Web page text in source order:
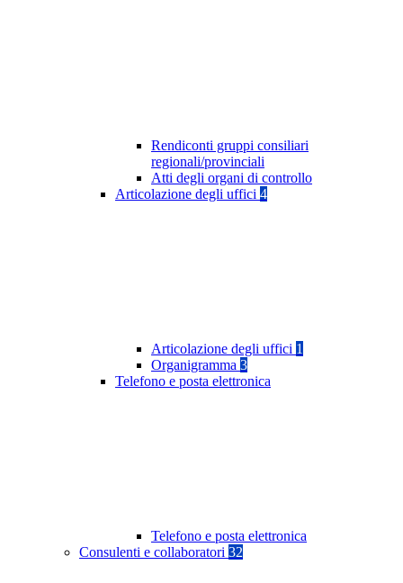
Rendiconti gruppi consiliari
regionali/provinciali
Atti degli organi di controllo
Articolazione degli uffici 4
Articolazione degli uffici 1
Organigramma 3
Telefono e posta elettronica
Telefono e posta elettronica
Consulenti e collaboratori 32